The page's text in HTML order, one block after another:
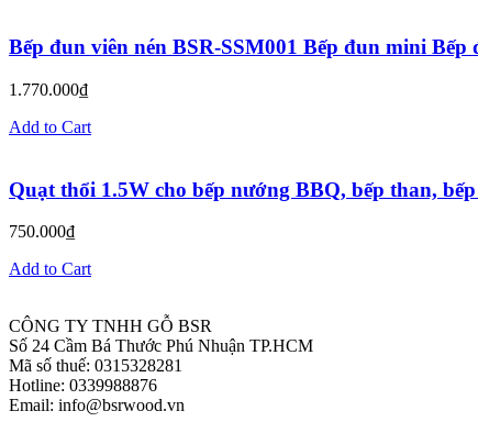
Bếp đun viên nén BSR-SSM001 Bếp đun mini
1.770.000₫
Add to Cart
Quạt thổi 1.5W cho bếp nướng BBQ, bếp than,
750.000₫
Add to Cart
CÔNG TY TNHH GỖ BSR
Số 24 Cầm Bá Thước Phú Nhuận TP.HCM
Mã số thuế: 0315328281
Hotline: 0339988876
Email: info@bsrwood.vn